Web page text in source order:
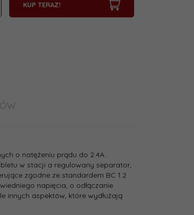
KUP TERAZ!
o natężeniu prądu do 2.4A .
w stacji a regulowany separator,
zgodne ze standardem BC 1.2
napięcia, o odłączanie
innych aspektów, które wydłużają